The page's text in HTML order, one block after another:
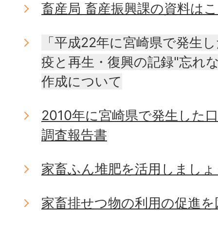
畜産局 畜産振興課の資料は
「平成22年に宮崎県で発生
疫と再生・復興の記録"忘れ
作成について
2010年に宮崎県で発生した
調査報告書
家畜ふん堆肥を活用しまし
家畜排せつ物の利用の促進